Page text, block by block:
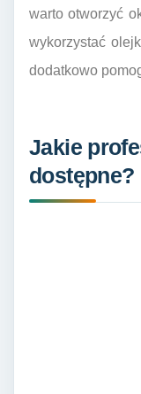
warto otworzyć
wykorzystać
dodatkowo
Jakie
dostępne?